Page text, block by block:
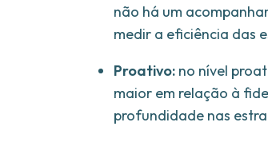
não há um
medir a eficiência das
Proativo: no nível
maior em relação à
profundidade nas